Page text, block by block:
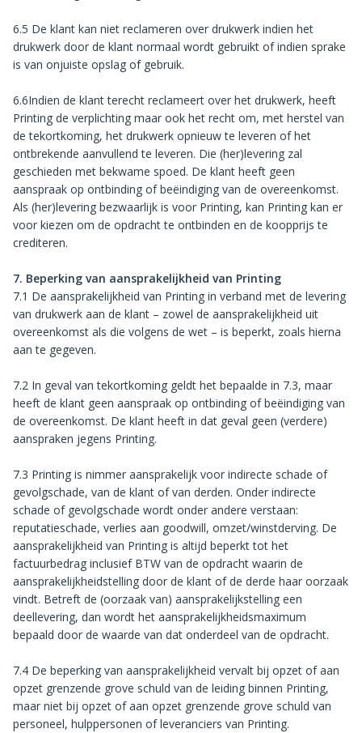
6.5 De klant kan niet reclameren over drukwerk indien het
drukwerk door de klant normaal wordt gebruikt of indien sprake
is van onjuiste opslag of gebruik.
6.6Indien de klant terecht reclameert over het drukwerk, heeft
Printing de verplichting maar ook het recht om, met herstel van
de tekortkoming, het drukwerk opnieuw te leveren of het
ontbrekende aanvullend te leveren. Die (her)levering zal
geschieden met bekwame spoed. De klant heeft geen
aanspraak op ontbinding of beëindiging van de overeenkomst.
Als (her)levering bezwaarlijk is voor Printing, kan Printing kan er
voor kiezen om de opdracht te ontbinden en de koopprijs te
crediteren.
7. Beperking van aansprakelijkheid van Printing
7.1 De aansprakelijkheid van Printing in verband met de levering
van drukwerk aan de klant – zowel de aansprakelijkheid uit
overeenkomst als die volgens de wet – is beperkt, zoals hierna
aan te gegeven.
7.2 In geval van tekortkoming geldt het bepaalde in 7.3, maar
heeft de klant geen aanspraak op ontbinding of beëindiging van
de overeenkomst. De klant heeft in dat geval geen (verdere)
aanspraken jegens Printing.
7.3 Printing is nimmer aansprakelijk voor indirecte schade of
gevolgschade, van de klant of van derden. Onder indirecte
schade of gevolgschade wordt onder andere verstaan:
reputatieschade, verlies aan goodwill, omzet/winstderving. De
aansprakelijkheid van Printing is altijd beperkt tot het
factuurbedrag inclusief BTW van de opdracht waarin de
aansprakelijkheidstelling door de klant of de derde haar oorzaak
vindt. Betreft de (oorzaak van) aansprakelijkstelling een
deellevering, dan wordt het aansprakelijkheidsmaximum
bepaald door de waarde van dat onderdeel van de opdracht.
7.4 De beperking van aansprakelijkheid vervalt bij opzet of aan
opzet grenzende grove schuld van de leiding binnen Printing,
maar niet bij opzet of aan opzet grenzende grove schuld van
personeel, hulppersonen of leveranciers van Printing.